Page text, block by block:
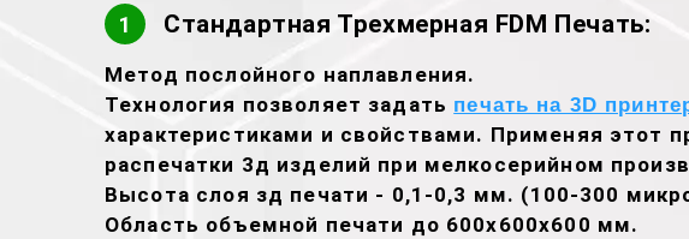
1 Стандартная Трехмерная FDM Печать:
Метод послойного наплавления.
Технология позволяет задать печать на 3D
характеристиками и свойствами. Применяя этот
распечатки 3д изделий при мелкосерийном
Высота слоя зд печати - 0,1-0,3 мм. (100-300
Область объемной печати до 600х600х600 мм.